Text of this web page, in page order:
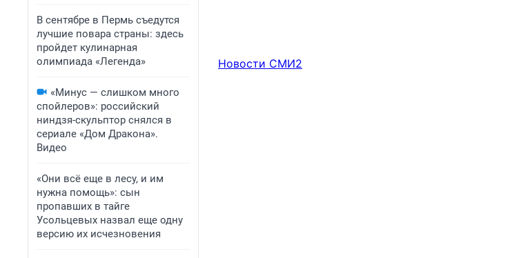
В сентябре в Пермь съедутся
лучшие повара страны: здесь
пройдет кулинарная
олимпиада «Легенда»
«Минус — слишком много
спойлеров»: российский
ниндзя-скульптор снялся в
сериале «Дом Дракона».
Видео
«Они всё еще в лесу, и им
нужна помощь»: сын
пропавших в тайге
Усольцевых назвал еще одну
версию их исчезновения
Новости СМИ2